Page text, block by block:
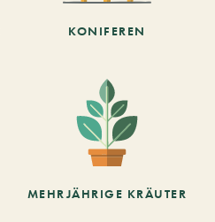
KONIFEREN
MEHRJÄHRIGE KRÄUTER